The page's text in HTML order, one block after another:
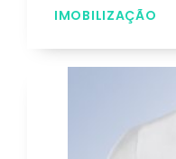
IMOBILIZAÇÃO